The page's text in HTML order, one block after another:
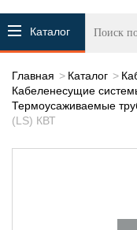
Каталог
Главная Каталог
Кабеленесущие
Термоусаживаемые
(LS) КВТ